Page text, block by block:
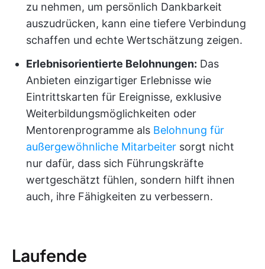
zu nehmen, um persönlich Dankbarkeit
auszudrücken, kann eine tiefere Verbindung
schaffen und echte Wertschätzung zeigen.
Erlebnisorientierte Belohnungen: Das
Anbieten einzigartiger Erlebnisse wie
Eintrittskarten für Ereignisse, exklusive
Weiterbildungsmöglichkeiten oder
Mentorenprogramme als Belohnung für
außergewöhnliche Mitarbeiter sorgt nicht
nur dafür, dass sich Führungskräfte
wertgeschätzt fühlen, sondern hilft ihnen
auch, ihre Fähigkeiten zu verbessern.
Laufende